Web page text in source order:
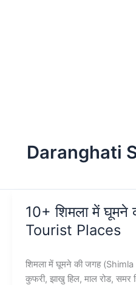
Daranghati
10+ शिमला में
Tourist Places
शिमला में घूमने की जगह
कुफरी, झाखु हिल, माल रोड, समर